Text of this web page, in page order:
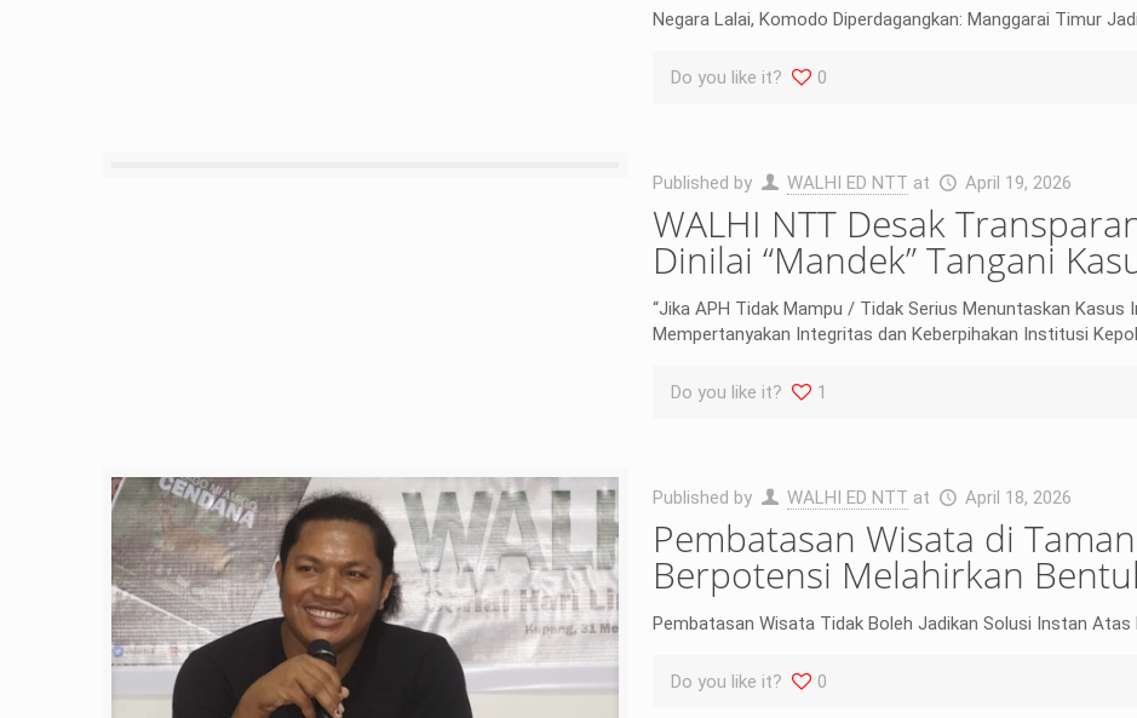
Negara Lalai, Komodo Diperdagangkan: Manggarai Timur
Do you like it? 0
Published by WALHI ED NTT at April 19, 2026
WALHI NTT Desak
Dinilai “Mandek” Tangani
“Jika APH Tidak Mampu / Tidak Serius Menuntaskan Kasus
Mempertanyakan Integritas dan Keberpihakan Institusi
Do you like it? 1
Published by WALHI ED NTT at April 18, 2026
Pembatasan Wisata di
Berpotensi Melahirkan
Pembatasan Wisata Tidak Boleh Jadikan Solusi Instan Atas
Do you like it? 0